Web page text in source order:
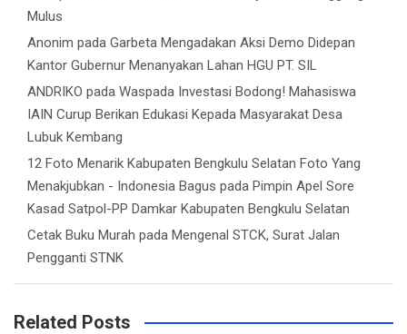
Mulus
Anonim pada Garbeta Mengadakan Aksi Demo Didepan
Kantor Gubernur Menanyakan Lahan HGU PT. SIL
ANDRIKO pada Waspada Investasi Bodong! Mahasiswa
IAIN Curup Berikan Edukasi Kepada Masyarakat Desa
Lubuk Kembang
12 Foto Menarik Kabupaten Bengkulu Selatan Foto Yang
Menakjubkan - Indonesia Bagus pada Pimpin Apel Sore
Kasad Satpol-PP Damkar Kabupaten Bengkulu Selatan
Cetak Buku Murah pada Mengenal STCK, Surat Jalan
Pengganti STNK
Related Posts